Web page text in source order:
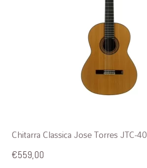
Chitarra Classica Jose Torres JTC-40
€559,00